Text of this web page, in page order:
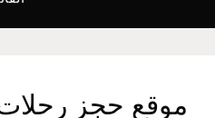
موقع حجز رحلات